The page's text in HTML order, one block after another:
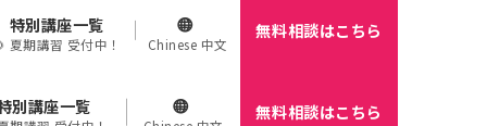
別講座一覧 無料相談はこちら
特別講座一覧
夏期講習 受付中！ Chinese 中文
無料相談はこちら